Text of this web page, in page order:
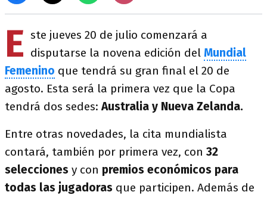
E ste jueves 20 de julio comenzará a
disputarse la novena edición del Mundial
Femenino que tendrá su gran final el 20 de
agosto. Esta será la primera vez que la Copa
tendrá dos sedes: Australia y Nueva Zelanda.
Entre otras novedades, la cita mundialista
contará, también por primera vez, con 32
selecciones y con premios económicos para
todas las jugadoras que participen. Además de